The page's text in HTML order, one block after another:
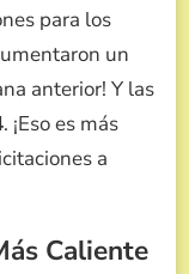
para los
un
anterior! Y las
. ¡Eso es más
a
Caliente